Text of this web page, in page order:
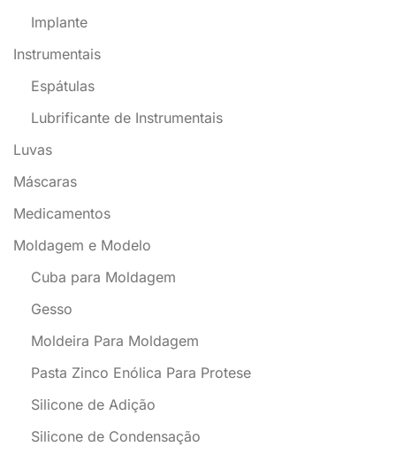
Implante
Instrumentais
Espátulas
Lubrificante de Instrumentais
Luvas
Máscaras
Medicamentos
Moldagem e Modelo
Cuba para Moldagem
Gesso
Moldeira Para Moldagem
Pasta Zinco Enólica Para Protese
Silicone de Adição
Silicone de Condensação